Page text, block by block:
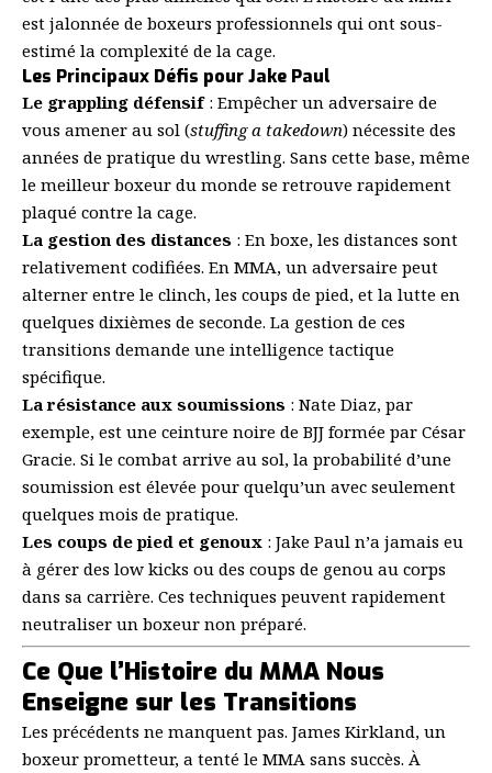
est jalonnée de boxeurs professionnels qui ont sous-
estimé la complexité de la cage.
Les Principaux Défis pour Jake Paul
Le grappling défensif: Empêcher un adversaire de
vous amener au sol (stuffing a takedown) nécessite des
années de pratique du wrestling. Sans cette base, même
le meilleur boxeur du monde se retrouve rapidement
plaqué contre la cage.
La gestion des distances : En boxe, les distances sont
relativement codifiées. En MMA, un adversaire peut
alterner entre le clinch, les coups de pied, et la lutte en
quelques dixièmes de seconde. La gestion de ces
transitions demande une intelligence tactique
spécifique.
La résistance aux soumissions : Nate Diaz, par
exemple, est une ceinture noire de BJJ formée par César
Gracie. Si le combat arrive au sol, la probabilité d’une
soumission est élevée pour quelqu’un avec seulement
quelques mois de pratique.
Les coups de pied et genoux : Jake Paul n’a jamais eu
à gérer des low kicks ou des coups de genou au corps
dans sa carrière. Ces techniques peuvent rapidement
neutraliser un boxeur non préparé.
Ce Que l’Histoire du MMA Nous
Enseigne sur les Transitions
Les précédents ne manquent pas. James Kirkland, un
boxeur prometteur, a tenté le MMA sans succès. À